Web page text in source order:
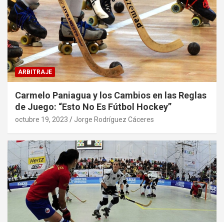
ARBITRAJE
Carmelo Paniagua y los Cambios en las Reglas
de Juego: “Esto No Es Fútbol Hockey”
octubre 19, 2023 Jorge Rodríguez Cáceres